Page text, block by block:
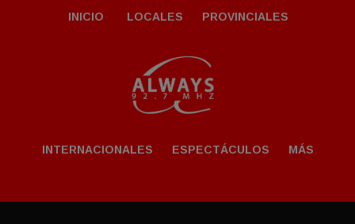
INICIO LOCALES PROVINCIALES
INTERNACIONALES ESPECTÁCULOS MÁS